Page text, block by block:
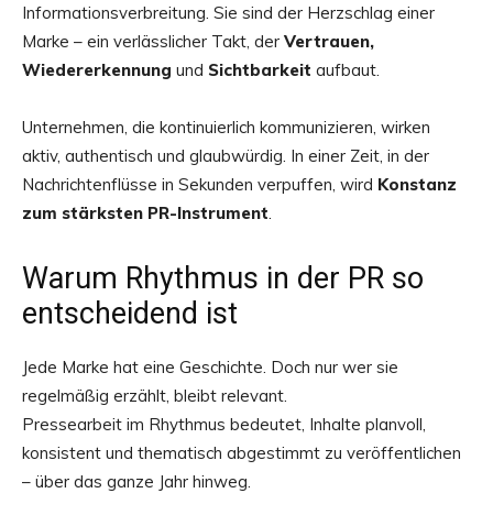
Informationsverbreitung. Sie sind der Herzschlag einer
Marke – ein verlässlicher Takt, der Vertrauen,
Wiedererkennung und Sichtbarkeit aufbaut.
Unternehmen, die kontinuierlich kommunizieren, wirken
aktiv, authentisch und glaubwürdig. In einer Zeit, in der
Nachrichtenflüsse in Sekunden verpuffen, wird Konstanz
zum stärksten PR-Instrument
Warum Rhythmus in der PR so
entscheidend ist
Jede Marke hat eine Geschichte. Doch nur wer sie
regelmäßig erzählt, bleibt relevant.
Pressearbeit im Rhythmus bedeutet, Inhalte planvoll,
konsistent und thematisch abgestimmt zu veröffentlichen
– über das ganze Jahr hinweg.